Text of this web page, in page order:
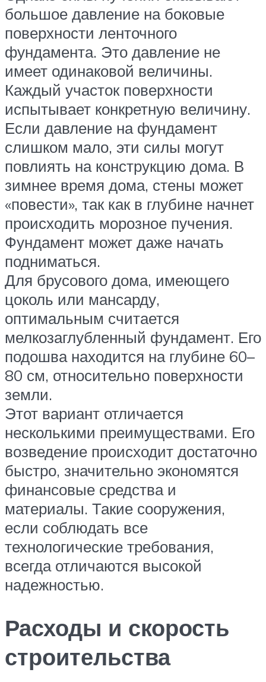
большое давление на боковые
поверхности ленточного
фундамента. Это давление не
имеет одинаковой величины.
Каждый участок поверхности
испытывает конкретную величину.
Если давление на фундамент
слишком мало, эти силы могут
повлиять на конструкцию дома. В
зимнее время дома, стены может
«повести», так как в глубине начнет
происходить морозное пучения.
Фундамент может даже начать
подниматься.
Для брусового дома, имеющего
цоколь или мансарду,
оптимальным считается
мелкозаглубленный фундамент. Его
подошва находится на глубине 60–
80 см, относительно поверхности
земли.
Этот вариант отличается
несколькими преимуществами. Его
возведение происходит достаточно
быстро, значительно экономятся
финансовые средства и
материалы. Такие сооружения,
если соблюдать все
технологические требования,
всегда отличаются высокой
надежностью.
Расходы и скорость
строительства